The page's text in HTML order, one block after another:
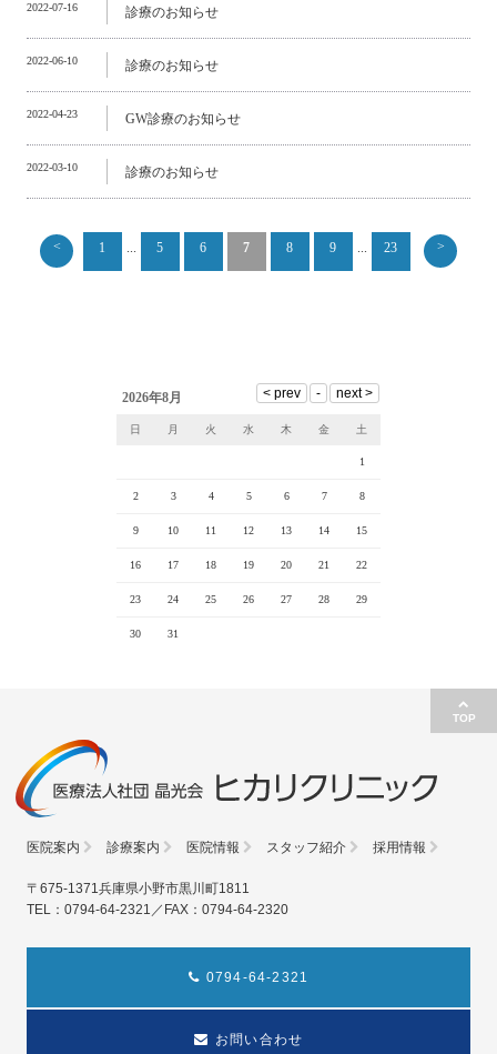
2022-07-16 診療のお知らせ
2022-06-10 診療のお知らせ
2022-04-23 GW診療のお知らせ
2022-03-10 診療のお知らせ
< 1 ... 5 6 7 8 9 ... 23 >
2026年8月
日 月 火 水 木 金 土
1
2 3 4 5 6 7 8
9 10 11 12 13 14 15
16 17 18 19 20 21 22
23 24 25 26 27 28 29
30 31
TOP
医院案内 診療案内 医院情報 スタッフ紹介 採用情報
〒675-1371兵庫県小野市黒川町1811
TEL：0794-64-2321／FAX：0794-64-2320
0794-64-2321
お問い合わせ